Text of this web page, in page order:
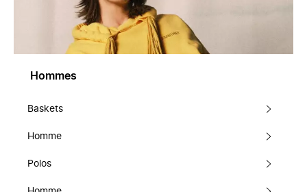
Hommes
Baskets
Homme
Polos